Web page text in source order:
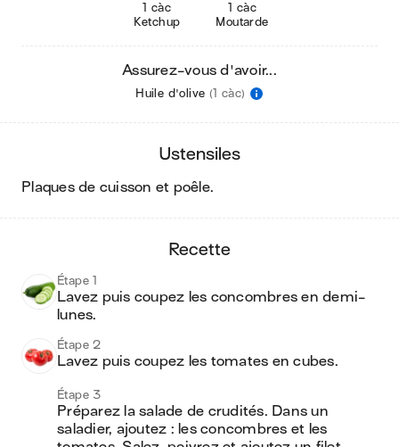
1 càc
Ketchup
1 càc
Moutarde
Assurez-vous d'avoir...
Huile d'olive (1 càc)
ustensiles
plaques de cuisson et poêle.
recette
Étape 1
Lavez puis coupez les concombres en demi-
lunes.
Étape 2
Lavez puis coupez les tomates en cubes.
Étape 3
Préparez la salade de crudités. Dans un
saladier, ajoutez : les concombres et les